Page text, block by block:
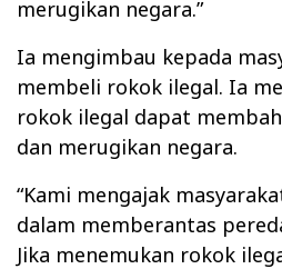
merugikan negara.”
Ia mengimbau kepada
membeli rokok ilegal. Ia
rokok ilegal dapat
dan merugikan negara.
“Kami mengajak
dalam memberantas
Jika menemukan rokok